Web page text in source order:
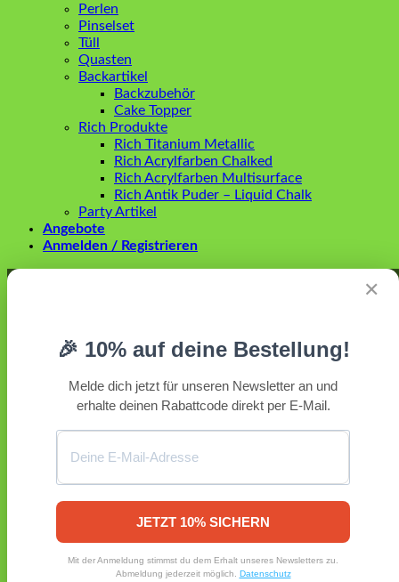
Perlen
Pinselset
Tüll
Quasten
Backartikel
Backzubehör
Cake Topper
Rich Produkte
Rich Titanium Metallic
Rich Acrylfarben Chalked
Rich Acrylfarben Multisurface
Rich Antik Puder – Liquid Chalk
Party Artikel
Angebote
Anmelden / Registrieren
✕
🎉 10% auf deine Bestellung!
Melde dich jetzt für unseren Newsletter an und
erhalte deinen Rabattcode direkt per E-Mail.
JETZT 10% SICHERN
Mit der Anmeldung stimmst du dem Erhalt unseres Newsletters zu.
Abmeldung jederzeit möglich. Datenschutz
Anmelden
Angemeldet bleiben Anmelden
Passwort vergessen?
Registrieren
Erforderlich
E-Mail-Adresse gesendet.